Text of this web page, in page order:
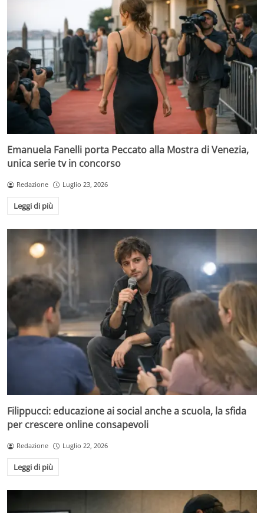
Emanuela Fanelli porta Peccato alla Mostra di Venezia,
unica serie tv in concorso
Redazione Luglio 23, 2026
Leggi di più
Filippucci: educazione ai social anche a scuola, la sfida
per crescere online consapevoli
Redazione Luglio 22, 2026
Leggi di più